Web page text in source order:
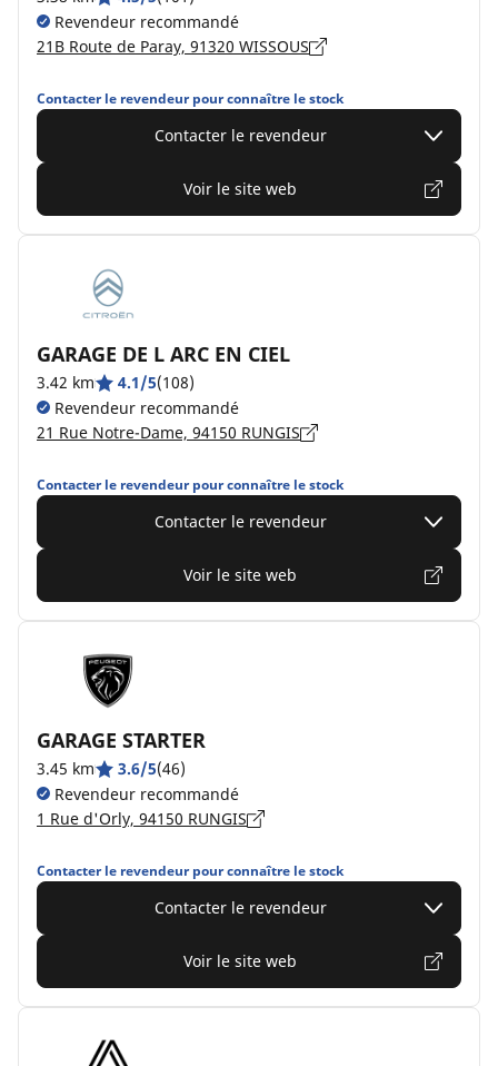
Revendeur recommandé
21B Route de Paray, 91320 WISSOUS
Contacter le revendeur pour connaître le stock
Contacter le revendeur
Voir le site web
GARAGE DE L ARC EN CIEL
3.42 km 4.1/5(108)
Revendeur recommandé
21 Rue Notre-Dame, 94150 RUNGIS
Contacter le revendeur pour connaître le stock
Contacter le revendeur
Voir le site web
GARAGE STARTER
3.45 km 3.6/5(46)
Revendeur recommandé
1 Rue d'Orly, 94150 RUNGIS
Contacter le revendeur pour connaître le stock
Contacter le revendeur
Voir le site web